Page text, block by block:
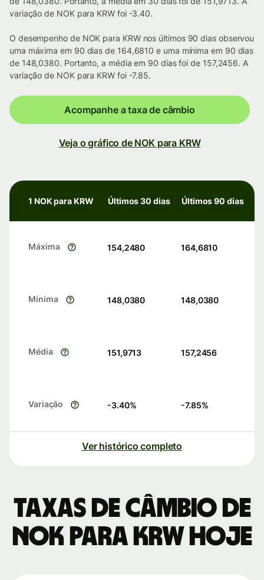
variação de NOK para KRW foi -3.40.
O desempenho de NOK para KRW nos últimos 90 dias observou
uma máxima em 90 dias de 164,6810 e uma mínima em 90 dias
de 148,0380. Portanto, a média em 90 dias foi de 157,2456. A
variação de NOK para KRW foi -7.85.
Acompanhe a taxa de câmbio
Veja o gráfico de NOK para KRW
1 NOK para KRW Últimos 30 dias Últimos 90 dias
Máxima 154,2480 164,6810
Mínima 148,0380 148,0380
Média 151,9713 157,2456
Variação -3.40% -7.85%
Ver histórico completo
Taxas de câmbio de
NOK para KRW hoje